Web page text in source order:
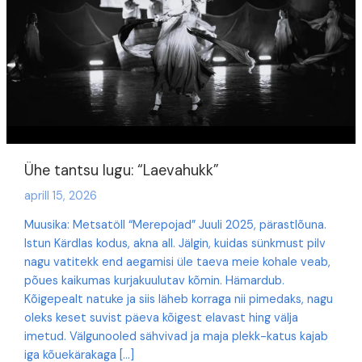
Ühe tantsu lugu: “Laevahukk”
aprill 15, 2026
Muusika: Metsatöll “Merepojad” Juuli 2025, pärastlõuna.
Istun Kärdlas kodus, akna all. Jälgin, kuidas sünkmust pilv
nagu vatitekk end aegamisi üle taeva meie kohale veab,
põues kaikumas kurjakuulutav kõmin. Hämardub.
Kõigepealt natuke ja siis läheb korraga nii pimedaks, nagu
oleks keset suvist päeva kõigest elavast hing välja
imetud. Välgunooled sähvivad ja maja plekk-katus kajab
iga kõuekärakaga […]